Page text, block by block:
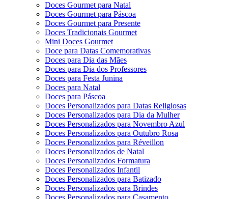
Doces Gourmet para Natal
Doces Gourmet para Páscoa
Doces Gourmet para Presente
Doces Tradicionais Gourmet
Mini Doces Gourmet
Doce para Datas Comemorativas
Doces para Dia das Mães
Doces para Dia dos Professores
Doces para Festa Junina
Doces para Natal
Doces para Páscoa
Doces Personalizados para Datas Religiosas
Doces Personalizados para Dia da Mulher
Doces Personalizados para Novembro Azul
Doces Personalizados para Outubro Rosa
Doces Personalizados para Réveillon
Doces Personalizados de Natal
Doces Personalizados Formatura
Doces Personalizados Infantil
Doces Personalizados para Batizado
Doces Personalizados para Brindes
Doces Personalizados para Casamento